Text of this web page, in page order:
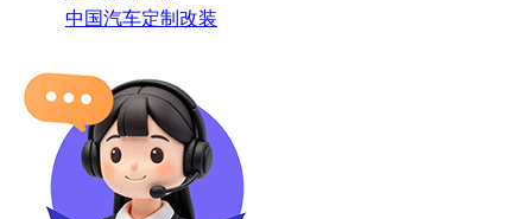
中国汽车定制改装